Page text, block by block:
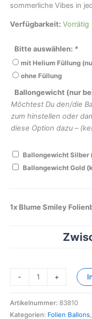
sommerliche Vibes in
Verfügbarkeit: Vorrätig
Bitte auswählen: *
mit Helium Füllung
ohne Füllung
Ballongewicht (nur
Möchtest Du den/die
zum hinstellen oder
diese Option dazu –
Ballongewicht Silber
Ballongewicht Gold
1x Blume Smiley
- +
Artikelnummer: 83810
Kategorien: Folien Ballons,